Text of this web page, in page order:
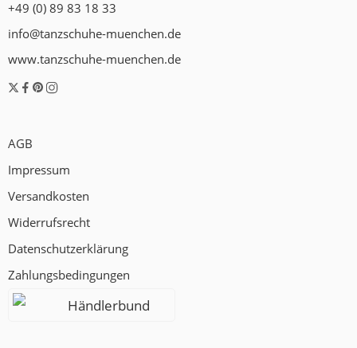
+49 (0) 89 83 18 33
info@tanzschuhe-muenchen.de
www.tanzschuhe-muenchen.de
AGB
Impressum
Versandkosten
Widerrufsrecht
Datenschutzerklärung
Zahlungsbedingungen
Händlerbund